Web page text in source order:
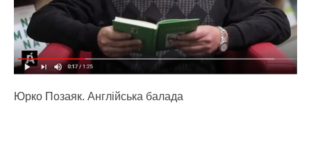
Юрко Позаяк. Англійська балада